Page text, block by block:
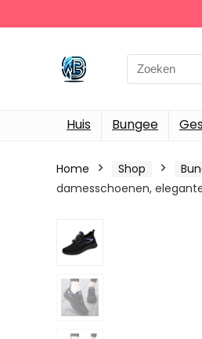
Search
for:
Huis Bungee
Home Shop
damesschoenen,